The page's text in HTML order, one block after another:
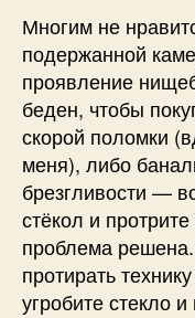
Многим не
подержанной
проявление
беден, чтобы
скорой поломки
меня), либо
брезгливости —
стёкол и
проблема
протирать
угробите стекло и